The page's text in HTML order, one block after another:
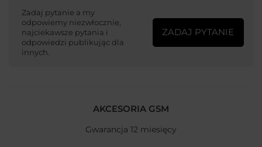
Zadaj pytanie a my
odpowiemy niezwłocznie,
najciekawsze pytania i
odpowiedzi publikując dla
innych.
ZADAJ PYTANIE
AKCESORIA GSM
Gwarancja 12 miesięcy